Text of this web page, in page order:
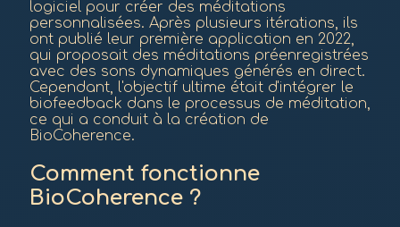
logiciel pour créer des méditations
personnalisées. Après plusieurs itérations, ils
ont publié leur première application en 2022,
qui proposait des méditations préenregistrées
avec des sons dynamiques générés en direct.
Cependant, l'objectif ultime était d'intégrer le
biofeedback dans le processus de méditation,
ce qui a conduit à la création de
BioCoherence.
Comment fonctionne
BioCoherence ?